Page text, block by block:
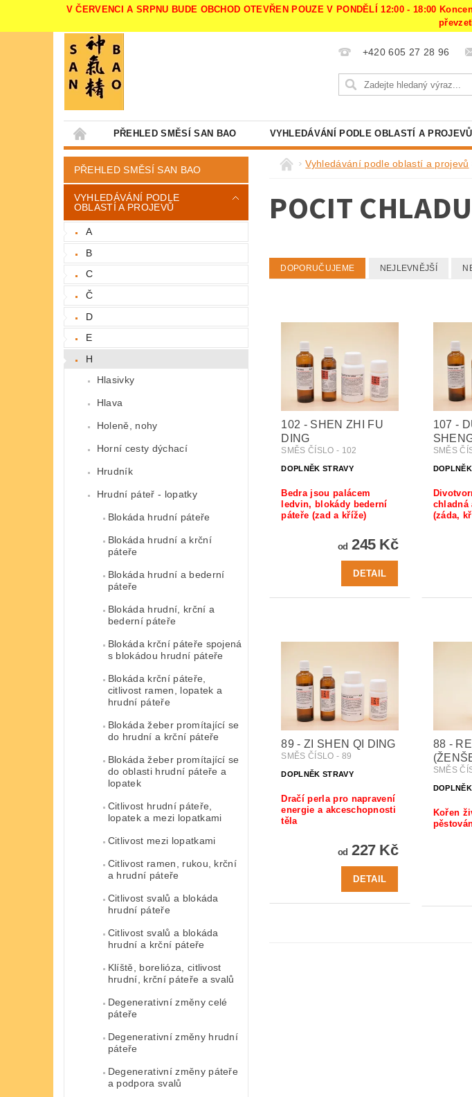
V ČERVENCI A SRPNU BUDE OBCHOD OTEVŘEN POUZE V PONDĚLÍ 12:00 - 18:00
+420 605 27 28 96
PŘEHLED SMĚSÍ SAN BAO VYHLEDÁVÁNÍ PODLE OBLASTÍ A PROJEVŮ
PŘEHLED SMĚSÍ SAN BAO
VYHLEDÁVÁNÍ PODLE
OBLASTÍ A PROJEVŮ
A
B
C
Č
D
E
H
Hlasivky
Hlava
Holeně, nohy
Horní cesty dýchací
Hrudník
Hrudní páteř - lopatky
Blokáda hrudní páteře
Blokáda hrudní a krční
páteře
Blokáda hrudní a bederní
páteře
Blokáda hrudní, krční a
bederní páteře
Blokáda krční páteře spojená
s blokádou hrudní páteře
Blokáda krční páteře,
citlivost ramen, lopatek a
hrudní páteře
Blokáda žeber promítající se
do hrudní a krční páteře
Blokáda žeber promítající se
do oblasti hrudní páteře a
lopatek
Citlivost hrudní páteře,
lopatek a mezi lopatkami
Citlivost mezi lopatkami
Citlivost ramen, rukou, krční
a hrudní páteře
Citlivost svalů a blokáda
hrudní páteře
Citlivost svalů a blokáda
hrudní a krční páteře
Klíště, borelióza, citlivost
hrudní, krční páteře a svalů
Degenerativní změny celé
páteře
Degenerativní změny hrudní
páteře
Degenerativní změny páteře
a podpora svalů
Vyhledávání podle oblastí a projevů
POCIT
DOPORUČUJEME NEJLEVNĚJŠÍ
102 - SHEN ZHI FU
DING
SMĚS ČÍSLO - 102
DOPLNĚK STRAVY
Bedra jsou palácem
ledvin, blokády bederní
páteře (zad a kříže)
od 245 Kč
DETAIL
107 -
SMĚS
chladná
(záda,
89 - ZI SHEN QI DING
SMĚS ČÍSLO - 89
DOPLNĚK STRAVY
Dračí perla pro napravení
energie a akceschopnosti
těla
od 227 Kč
DETAIL
88 -
SMĚS
Kořen